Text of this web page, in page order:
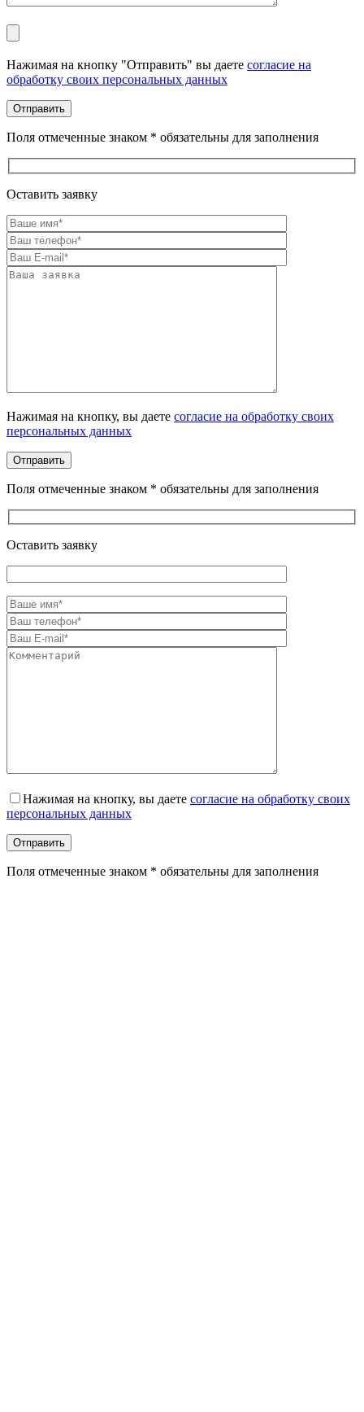
Нажимая на кнопку "Отправить" вы даете согласие на
обработку своих персональных данных
Поля отмеченные знаком * обязательны для заполнения
Оставить заявку
Нажимая на кнопку, вы даете согласие на обработку своих
персональных данных
Поля отмеченные знаком * обязательны для заполнения
Оставить заявку
Нажимая на кнопку, вы даете согласие на обработку своих
персональных данных
Поля отмеченные знаком * обязательны для заполнения